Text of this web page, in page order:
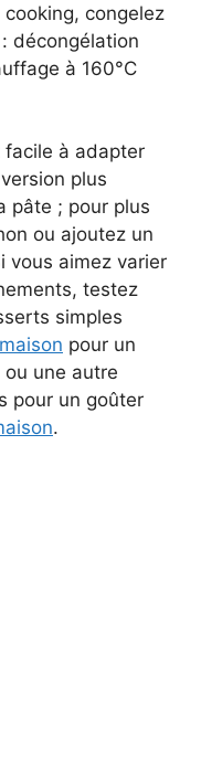
congelez
décongélation
à 160°C
à adapter
plus
pâte ; pour plus
ou ajoutez un
vous aimez varier
testez
simples
pour un
une autre
pour un goûter
.